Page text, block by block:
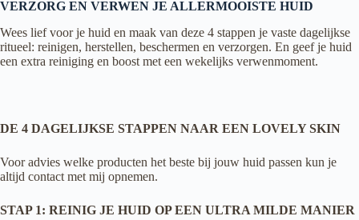
VERZORG EN VERWEN JE ALLERMOOISTE HUID
Wees lief voor je huid en maak van deze 4 stappen je vaste dagelijkse
ritueel: reinigen, herstellen, beschermen en verzorgen. En geef je huid
een extra reiniging en boost met een wekelijks verwenmoment.
DE 4 DAGELIJKSE STAPPEN NAAR EEN LOVELY SKIN
Voor advies welke producten het beste bij jouw huid passen kun je
altijd contact met mij opnemen.
STAP 1: REINIG JE HUID OP EEN ULTRA MILDE MANIER